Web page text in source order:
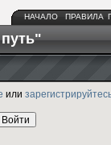
НАЧАЛО ПРАВИЛА
или